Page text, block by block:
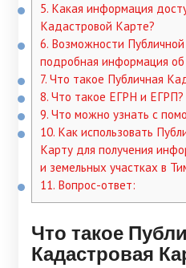
5. Какая информация
Кадастровой Карте?
6. Возможности
подробная информация
7. Что такое Публичная
8. Что такое ЕГРН и ЕГРП?
9. Что можно узнать с
10. Как использовать
Карту для получения
и земельных участках в
11. Вопрос-ответ:
Что такое
Кадастровая